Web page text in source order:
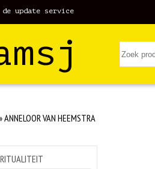
de update service
ANNELOOR VAN HEEMSTRA